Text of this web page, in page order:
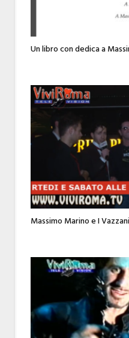
Un libro con dedica a
Massimo Marino e I